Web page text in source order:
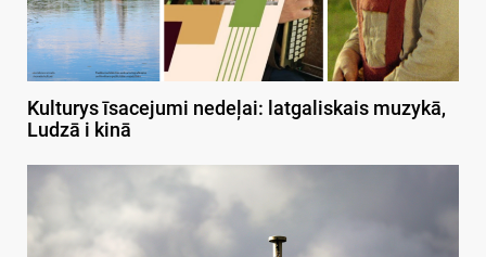
Kulturys īsacejumi nedeļai: latgaliskais muzykā,
Ludzā i kinā